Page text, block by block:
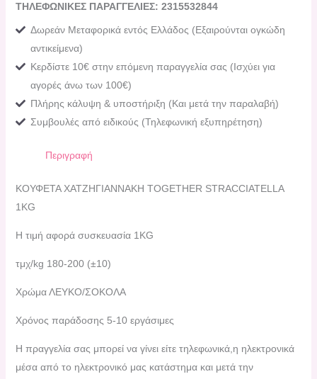
ΤΗΛΕΦΩΝΙΚΕΣ ΠΑΡΑΓΓΕΛΙΕΣ: 2315532844
Δωρεάν Μεταφορικά εντός Ελλάδος (Εξαιρούνται ογκώδη
αντικείμενα)
Κερδίστε 10€ στην επόμενη παραγγελία σας (Ισχύει για
αγορές άνω των 100€)
Πλήρης κάλυψη & υποστήριξη (Και μετά την παραλαβή)
Συμβουλές από ειδικούς (Τηλεφωνική εξυπηρέτηση)
Περιγραφή
KΟΥΦΕΤΑ ΧΑΤΖΗΓΙΑΝΝΑΚΗ TOGETHER STRACCIATELLA
1KG
Η τιμή αφορά συσκευασία 1KG
τμχ/kg 180-200 (±10)
Χρώμα ΛΕΥΚΟ/ΣΟΚΟΛΑ
Χρόνος παράδοσης 5-10 εργάσιμες
H πραγγελία σας μπορεί να γίνει είτε τηλεφωνικά,η ηλεκτρονικά
μέσα από το ηλεκτρονικό μας κατάστημα και μετά την